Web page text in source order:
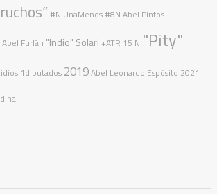
#NiUnaMenos #8N Abel Pintos
Abel Furlán "Indio" Solari +ATR 15 N "Pity"
1diputados 2019Abel Leonardo Espósito 2021